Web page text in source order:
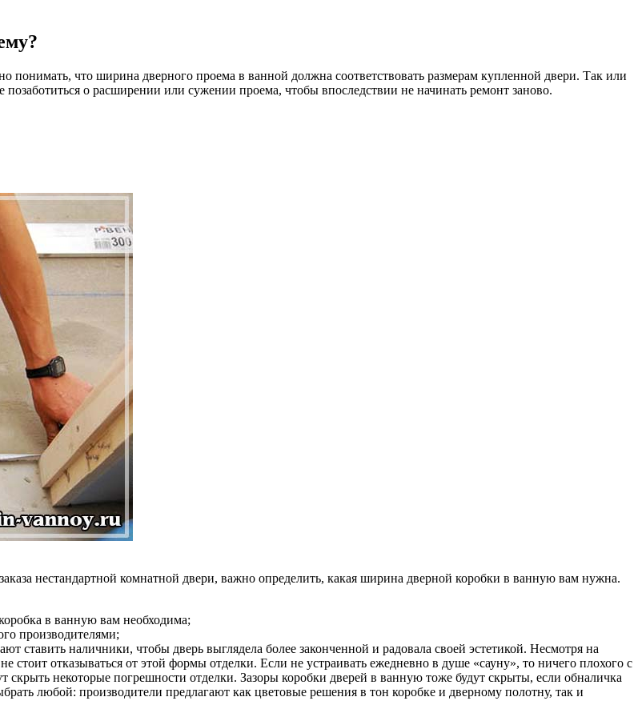
понимать, что ширина дверного проема в ванной должна соответствовать размерам купленной двери. Так или
о расширении или сужении проема, чтобы впоследствии не начинать ремонт заново.
нестандартной комнатной двери, важно определить, какая ширина дверной коробки в ванную вам нужна.
в ванную вам необходима;
производителями;
ставить наличники, чтобы дверь выглядела более законченной и радовала своей эстетикой. Несмотря на
стоит отказываться от этой формы отделки. Если не устраивать ежедневно в душе «сауну», то ничего плохого с
некоторые погрешности отделки. Зазоры коробки дверей в ванную тоже будут скрыты, если обналичка
любой: производители предлагают как цветовые решения в тон коробке и дверному полотну, так и